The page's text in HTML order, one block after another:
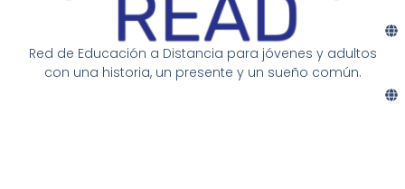
Red de Educación a Distancia para jóvenes y adultos
con una historia, un presente y un sueño común.